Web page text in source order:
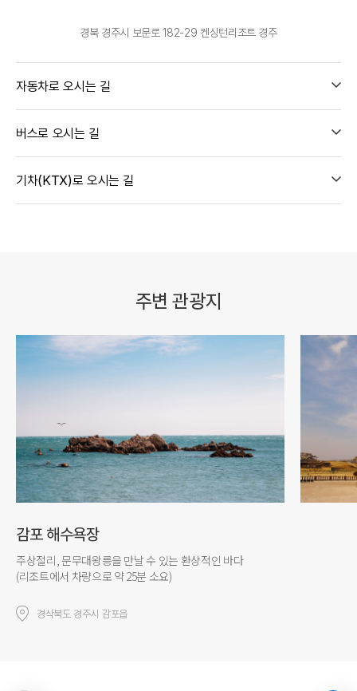
경북 경주시 보문로 182-29 켄싱턴리조트 경주
자동차로 오시는 길
버스로 오시는 길
기차(KTX)로 오시는 길
주변 관광지
감포 해수욕장
주상절리, 문무대왕릉을 만날 수 있는 환상적인 바다
(리조트에서 차량으로 약 25분 소요)
경삭북도 경주시 감포읍